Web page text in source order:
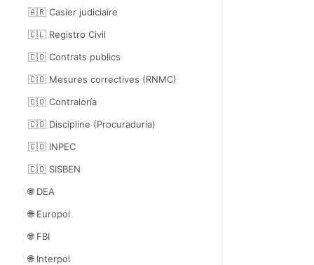
🇦🇷 Casier judiciaire
🇨🇱 Registro Civil
🇨🇴 Contrats publics
🇨🇴 Mesures correctives (RNMC)
🇨🇴 Contraloría
🇨🇴 Discipline (Procuraduría)
🇨🇴 INPEC
🇨🇴 SISBEN
🌐 DEA
🌐 Europol
🌐 FBI
🌐 Interpol